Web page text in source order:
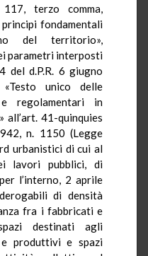
117, terzo comma,
fondamentali
del territorio»,
parametri interposti
d.P.R. 6 giugno
unico delle
regolamentari in
all’art. 41-quinquies
n. 1150 (Legge
urbanistici di cui al
lavori pubblici, di
l’interno, 2 aprile
di densità
fra i fabbricati e
destinati agli
e produttivi e spazi